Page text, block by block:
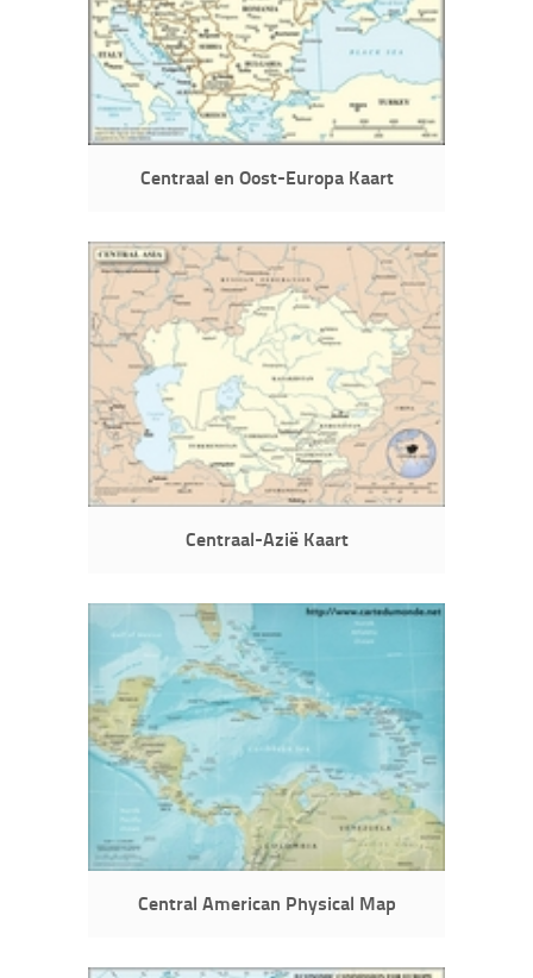
Centraal en Oost-Europa Kaart
Centraal-Azië Kaart
Central American Physical Map